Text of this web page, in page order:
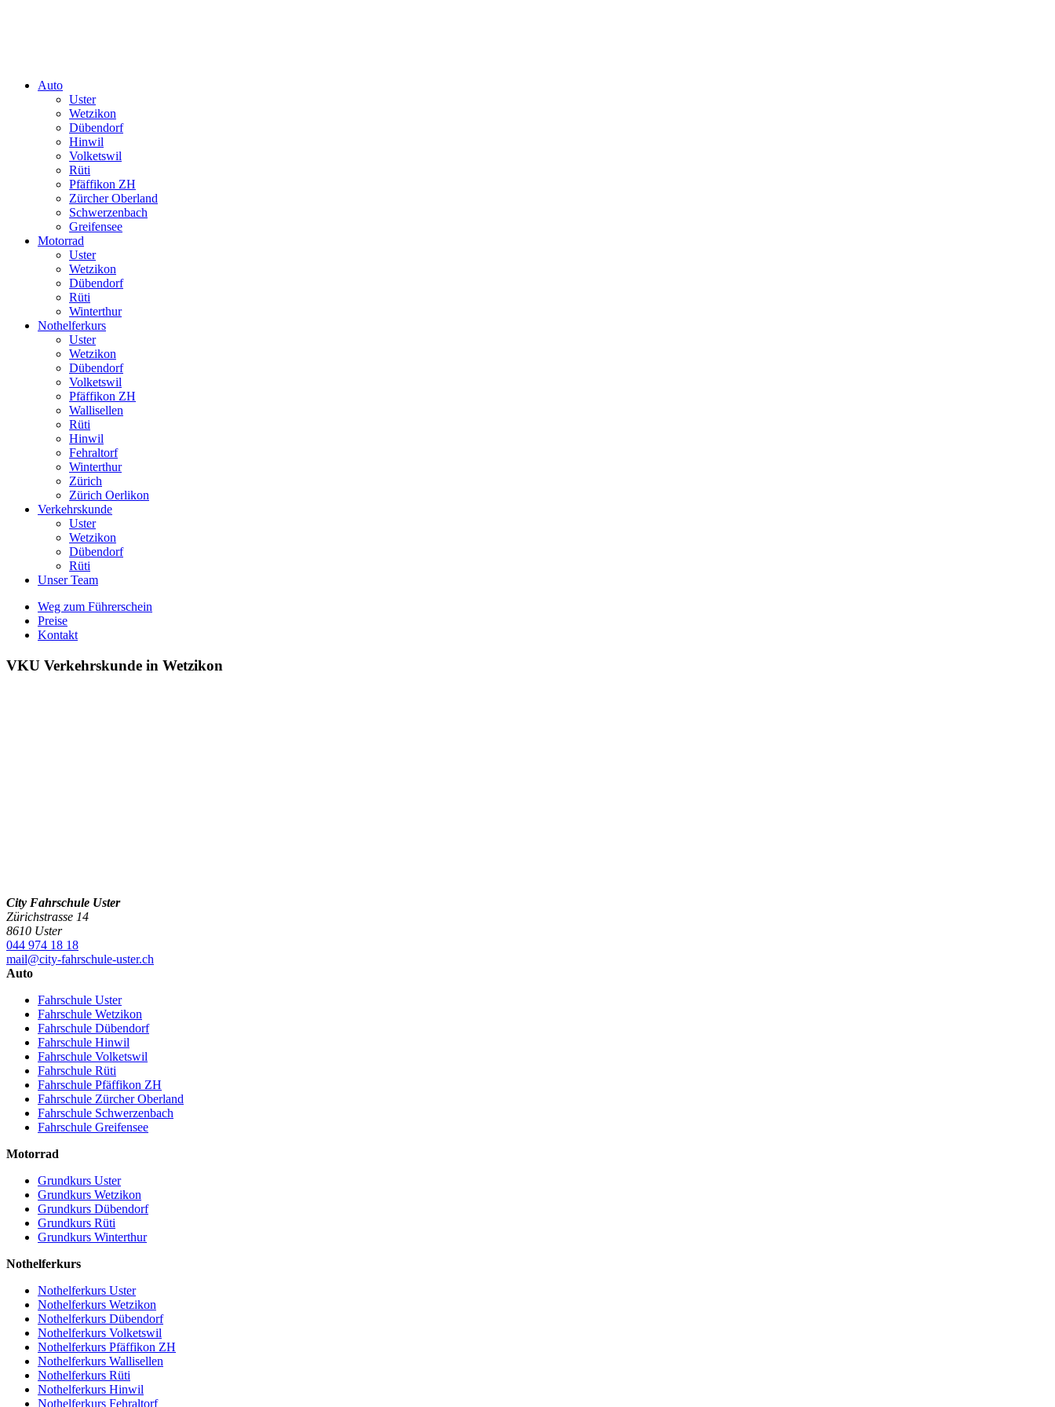
Auto
Uster
Wetzikon
Dübendorf
Hinwil
Volketswil
Rüti
Pfäffikon ZH
Zürcher Oberland
Schwerzenbach
Greifensee
Motorrad
Uster
Wetzikon
Dübendorf
Rüti
Winterthur
Nothelferkurs
Uster
Wetzikon
Dübendorf
Volketswil
Pfäffikon ZH
Wallisellen
Rüti
Hinwil
Fehraltorf
Winterthur
Zürich
Zürich Oerlikon
Verkehrskunde
Uster
Wetzikon
Dübendorf
Rüti
Unser Team
Weg zum Führerschein
Preise
Kontakt
VKU Verkehrskunde in Wetzikon
City Fahrschule Uster
Zürichstrasse 14
8610 Uster
044 974 18 18
mail@city-fahrschule-uster.ch
Auto
Fahrschule Uster
Fahrschule Wetzikon
Fahrschule Dübendorf
Fahrschule Hinwil
Fahrschule Volketswil
Fahrschule Rüti
Fahrschule Pfäffikon ZH
Fahrschule Zürcher Oberland
Fahrschule Schwerzenbach
Fahrschule Greifensee
Motorrad
Grundkurs Uster
Grundkurs Wetzikon
Grundkurs Dübendorf
Grundkurs Rüti
Grundkurs Winterthur
Nothelferkurs
Nothelferkurs Uster
Nothelferkurs Wetzikon
Nothelferkurs Dübendorf
Nothelferkurs Volketswil
Nothelferkurs Pfäffikon ZH
Nothelferkurs Wallisellen
Nothelferkurs Rüti
Nothelferkurs Hinwil
Nothelferkurs Fehraltorf